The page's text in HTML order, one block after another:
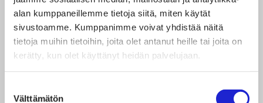
alan kumppaneillemme tietoja siitä, miten käytät
sivustoamme. Kumppanimme voivat yhdistää näitä
tietoja muihin tietoihin, joita olet antanut heille tai joita on
kerätty, kun olet käyttänyt heidän palvelujaan.
valinta
Välttämätön
uskomattoman paljon)
”Lausutaan kuin
where is the liquor” –